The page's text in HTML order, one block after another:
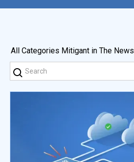
All Categories Mitigant in The News